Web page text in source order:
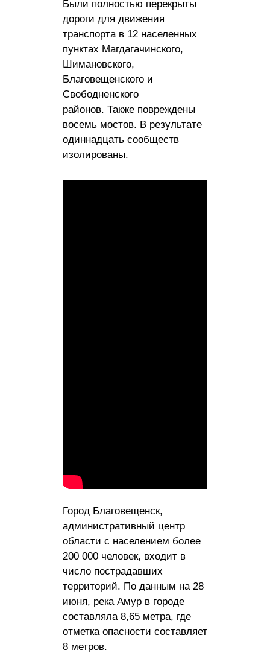
Были полностью перекрыты
дороги для движения
транспорта в 12 населенных
пунктах Магдагачинского,
Шимановского,
Благовещенского и
Свободненского
районов. Также повреждены
восемь мостов. В результате
одиннадцать сообществ
изолированы.
Город Благовещенск,
административный центр
области с населением более
200 000 человек, входит в
число пострадавших
территорий. По данным на 28
июня, река Амур в городе
составляла 8,65 метра, где
отметка опасности составляет
8 метров.